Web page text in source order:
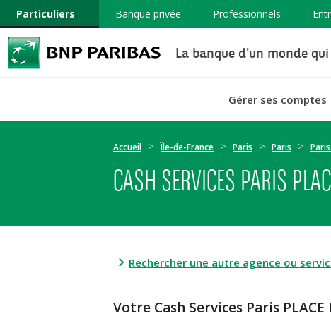
Particuliers Banque privée Professionnels
La banque d'un monde
Gérer ses comptes
Accueil Île-de-France Paris Paris
CASH SERVICES PARIS
Rechercher une autre agence ou
Votre Cash Services Paris PLACE